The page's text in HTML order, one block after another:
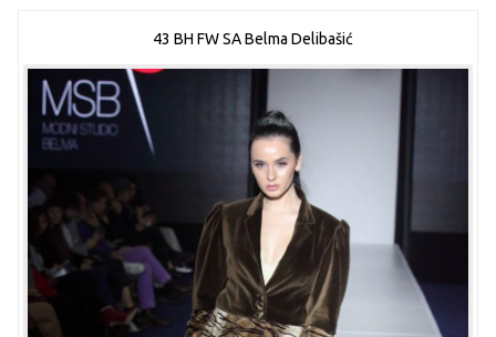
43 BH FW SA Belma Delibašić